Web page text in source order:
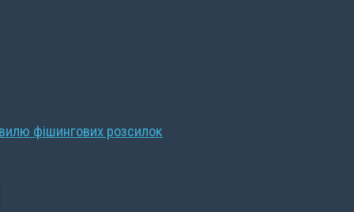
фішингових розсилок